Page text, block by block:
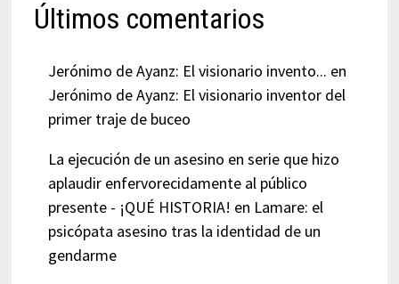
Últimos comentarios
Jerónimo de Ayanz: El visionario invento... en
Jerónimo de Ayanz: El visionario inventor del
primer traje de buceo
La ejecución de un asesino en serie que hizo
aplaudir enfervorecidamente al público
presente - ¡QUÉ HISTORIA! en Lamare: el
psicópata asesino tras la identidad de un
gendarme